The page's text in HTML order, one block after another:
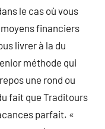
le cas où vous
financiers
livrer à la du
méthode qui
une rond ou
fait que Traditours
parfait. «